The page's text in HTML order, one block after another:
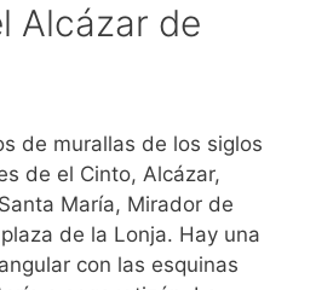
Alcázar de
de murallas de los siglos
de el Cinto, Alcázar,
María, Mirador de
de la Lonja. Hay una
con las esquinas